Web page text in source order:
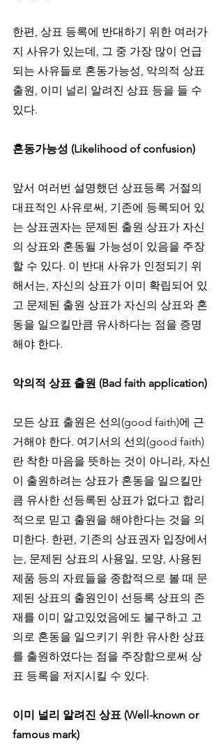
한편, 상표 등록에 반대하기 위한 여러가
지 사유가 있는데, 그 중 가장 많이 언급
되는 사유들로 혼동가능성, 악의적 상표
출원, 이미 널리 알려진 상표 등을 들 수
있다.
혼동가능성 (Likelihood of confusion)
앞서 여러번 설명했던 상표등록 거절의
대표적인 사유로써, 기존에 등록되어 있
는 상표권자는 문제된 출원 상표가 자신
의 상표와 혼동될 가능성이 있음을 주장
할 수 있다. 이 반대 사유가 인정되기 위
해서는, 자신의 상표가 이미 확립되어 있
고 문제된 출원 상표가 자신의 상표와 혼
동을 일으킬만큼 유사하다는 점을 증명
해야 한다.
악의적 상표 출원 (Bad faith application)
모든 상표 출원은 선의(good faith)에 근
거해야 한다. 여기서의 선의(good faith)
란 착한 마음을 뜻하는 것이 아니라, 자신
이 출원하려는 상표가 혼동을 일으킬만
큼 유사한 선등록된 상표가 없다고 합리
적으로 믿고 출원을 해야한다는 것을 의
미한다. 한편, 기존의 상표권자 입장에서
는, 문제된 상표의 사용일, 모양, 사용된
제품 등의 자료들을 종합적으로 볼 때 문
제된 상표의 출원인이 선등록 상표의 존
재를 이미 알고있었음에도 불구하고 고
의로 혼동을 일으키기 위한 유사한 상표
를 출원하였다는 점을 주장함으로써 상
표 등록을 저지시킬 수 있다.
이미 널리 알려진 상표 (Well-known or
famous mark)